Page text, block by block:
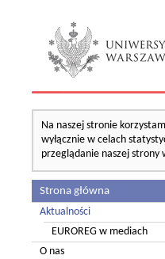
Na naszej stronie
wyłącznie w celach
przeglądanie naszej strony
Strona główna
Aktualności
EUROREG w mediach
O nas